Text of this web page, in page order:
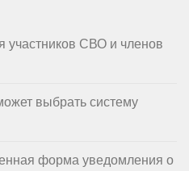
участников СВО и членов
выбрать систему
форма уведомления о